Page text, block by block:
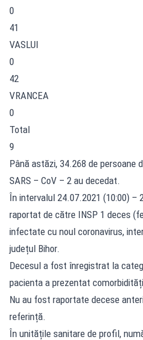
0
41
VASLUI
0
42
VRANCEA
0
Total
9
Până astăzi, 34.268 de persoane
SARS – CoV – 2 au decedat.
În intervalul 24.07.2021 (10:00) –
raportat de către INSP 1 deces
infectate cu noul coronavirus,
județul Bihor.
Decesul a fost înregistrat la
pacienta a prezentat
Nu au fost raportate decese
referință.
În unitățile sanitare de profil,